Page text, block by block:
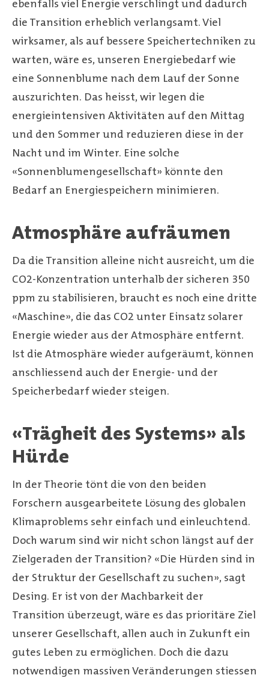
ebenfalls viel Energie verschlingt und dadurch
die Transition erheblich verlangsamt. Viel
wirksamer, als auf bessere Speichertechniken zu
warten, wäre es, unseren Energiebedarf wie
eine Sonnenblume nach dem Lauf der Sonne
auszurichten. Das heisst, wir legen die
energieintensiven Aktivitäten auf den Mittag
und den Sommer und reduzieren diese in der
Nacht und im Winter. Eine solche
«Sonnenblumengesellschaft» könnte den
Bedarf an Energiespeichern minimieren.
Atmosphäre aufräumen
Da die Transition alleine nicht ausreicht, um die
CO2-Konzentration unterhalb der sicheren 350
ppm zu stabilisieren, braucht es noch eine dritte
«Maschine», die das CO2 unter Einsatz solarer
Energie wieder aus der Atmosphäre entfernt.
Ist die Atmosphäre wieder aufgeräumt, können
anschliessend auch der Energie- und der
Speicherbedarf wieder steigen.
«Trägheit des Systems» als
Hürde
In der Theorie tönt die von den beiden
Forschern ausgearbeitete Lösung des globalen
Klimaproblems sehr einfach und einleuchtend.
Doch warum sind wir nicht schon längst auf der
Zielgeraden der Transition? «Die Hürden sind in
der Struktur der Gesellschaft zu suchen», sagt
Desing. Er ist von der Machbarkeit der
Transition überzeugt, wäre es das prioritäre Ziel
unserer Gesellschaft, allen auch in Zukunft ein
gutes Leben zu ermöglichen. Doch die dazu
notwendigen massiven Veränderungen stiessen